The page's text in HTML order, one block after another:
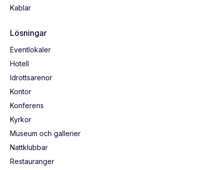
Kablar
Lösningar
Eventlokaler
Hotell
Idrottsarenor
Kontor
Konferens
Kyrkor
Museum och gallerier
Nattklubbar
Restauranger